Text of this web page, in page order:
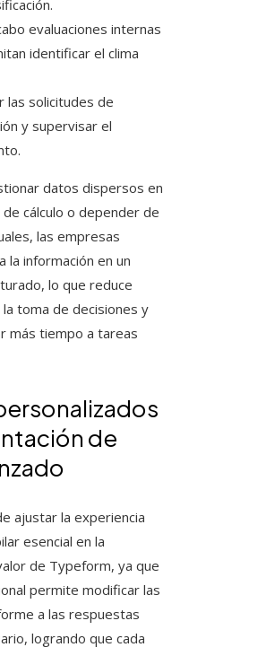
evaluaciones internas
identificar el clima
las solicitudes de
y supervisar el
datos dispersos en
cálculo o depender de
las empresas
la información en un
lo que reduce
toma de decisiones y
más tiempo a tareas
de
ajustar la experiencia
esencial en la
de Typeform, ya que
permite modificar las
a las respuestas
logrando que cada